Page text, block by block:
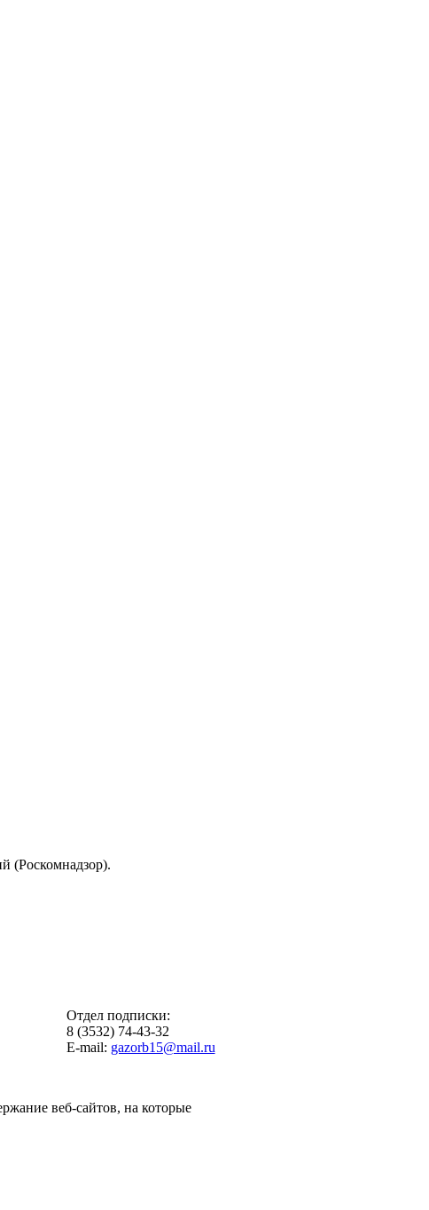
(Роскомнадзор).
Отдел подписки:
8 (3532) 74-43-32
E-mail: gazorb15@mail.ru
веб-сайтов, на которые